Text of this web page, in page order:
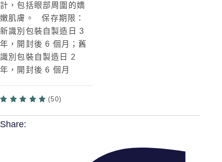
計，包括眼部周圍的嬌
嫩肌膚。 保存期限：
新識別包裝自製造日 3
年，開封後 6 個月；舊
識別包裝自製造日 2
年，開封後 6 個月
(50)
Share: